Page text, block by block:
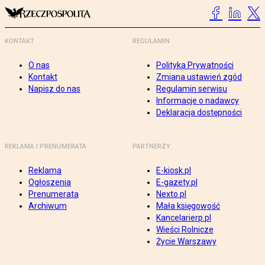
KONTAKT
O nas
Kontakt
Napisz do nas
REGULAMIN
Polityka Prywatności
Zmiana ustawień zgód
Regulamin serwisu
Informacje o nadawcy
Deklaracja dostępności
REKLAMA I PRENUMERATA
Reklama
Ogłoszenia
Prenumerata
Archiwum
PARTNERZY
E-kiosk.pl
E-gazety.pl
Nexto.pl
Mała księgowość
Kancelarierp.pl
Wieści Rolnicze
Życie Warszawy